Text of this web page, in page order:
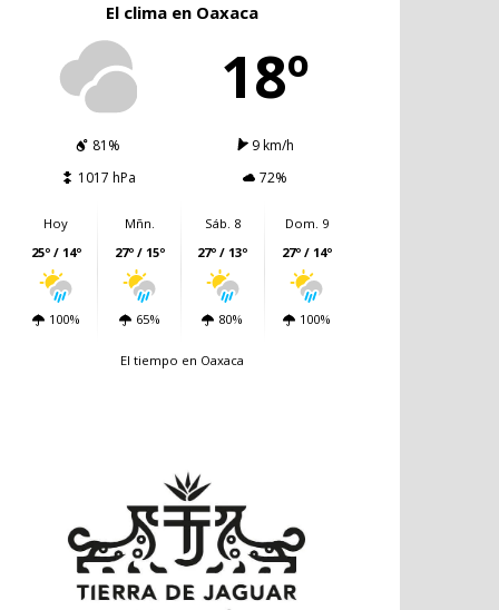
El clima en Oaxaca
18º
81%
9 km/h
1017 hPa
72%
Hoy
25º / 14º
100%
Mñn.
27º / 15º
65%
Sáb. 8
27º / 13º
80%
Dom. 9
27º / 14º
100%
El tiempo en Oaxaca